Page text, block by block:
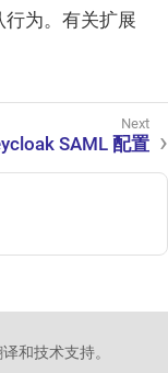
行为。有关扩展
SAML 配置
和技术支持。